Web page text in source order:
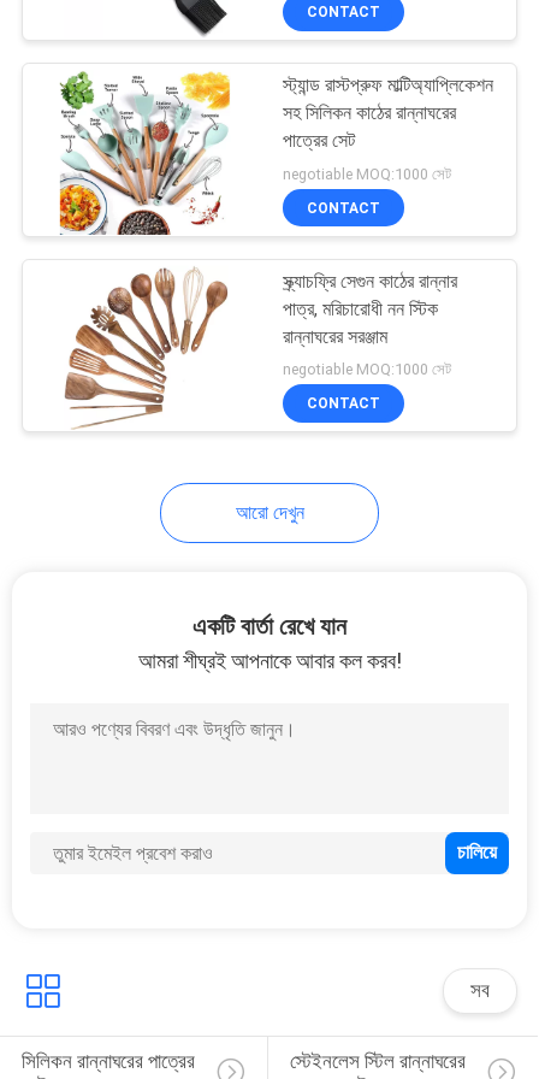
যোগাযোগ
উদ্ধৃতির
জন্য
ম্যাপ
CONTACT
স্ট্যান্ড রাস্টপ্রুফ মাল্টিঅ্যাপ্লিকেশন
সহ সিলিকন কাঠের রান্নাঘরের
পাত্রের সেট
negotiable MOQ:1000 সেট
CONTACT
স্ক্র্যাচফ্রি সেগুন কাঠের রান্নার
পাত্র, মরিচারোধী নন স্টিক
রান্নাঘরের সরঞ্জাম
negotiable MOQ:1000 সেট
CONTACT
আরো দেখুন
একটি বার্তা রেখে যান
আমরা শীঘ্রই আপনাকে আবার কল করব!
সব
সিলিকন রান্নাঘরের পাত্রের
স্টেইনলেস স্টিল রান্নাঘরের